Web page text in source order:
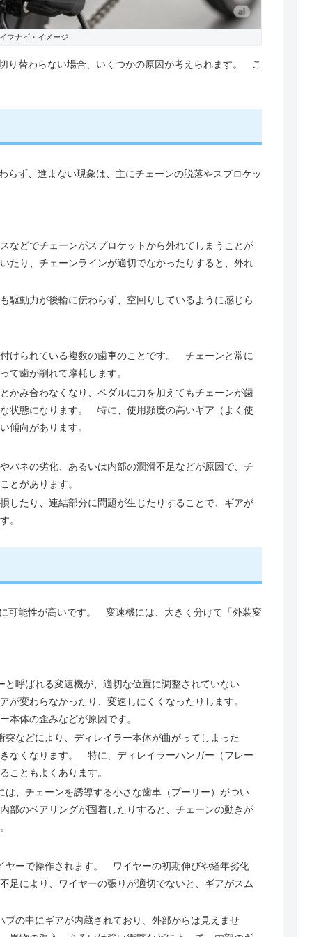
フナビ・イメージ
り替わらない場合、いくつかの原因が考えられます。 こ
らず、進まない現象は、主にチェーンの脱落やスプロケッ
などでチェーンがスプロケットから外れてしまうことが
り、チェーンラインが適切でなかったりすると、外れ
駆動力が後輪に伝わらず、空回りしているように感じら
けられている複数の歯車のことです。 チェーンと常に
て歯が削れて摩耗します。
かみ合わなくなり、ペダルに力を加えてもチェーンが歯
状態になります。 特に、使用頻度の高いギア（よく使
傾向があります。
バネの劣化、あるいは内部の潤滑不足などが原因で、チ
とがあります。
したり、連結部分に問題が生じたりすることで、ギアが
。
可能性が高いです。 変速機には、大きく分けて「外装変
呼ばれる変速機が、適切な位置に調整されていない
が変わらなかったり、変速しにくくなったりします。
本体の歪みなどが原因です。
などにより、ディレイラー本体が曲がってしまった
なくなります。 特に、ディレイラーハンガー（フレー
こともよくあります。
、チェーンを誘導する小さな歯車（プーリー）がつい
のベアリングが固着したりすると、チェーンの動きが
ヤーで操作されます。 ワイヤーの初期伸びや経年劣化
足により、ワイヤーの張りが適切でないと、ギアがスム
の中にギアが内蔵されており、外部からは見えませ